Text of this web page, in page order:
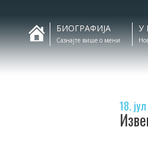
БИОГРАФИЈА
Сазнајте више о мени
У
18.